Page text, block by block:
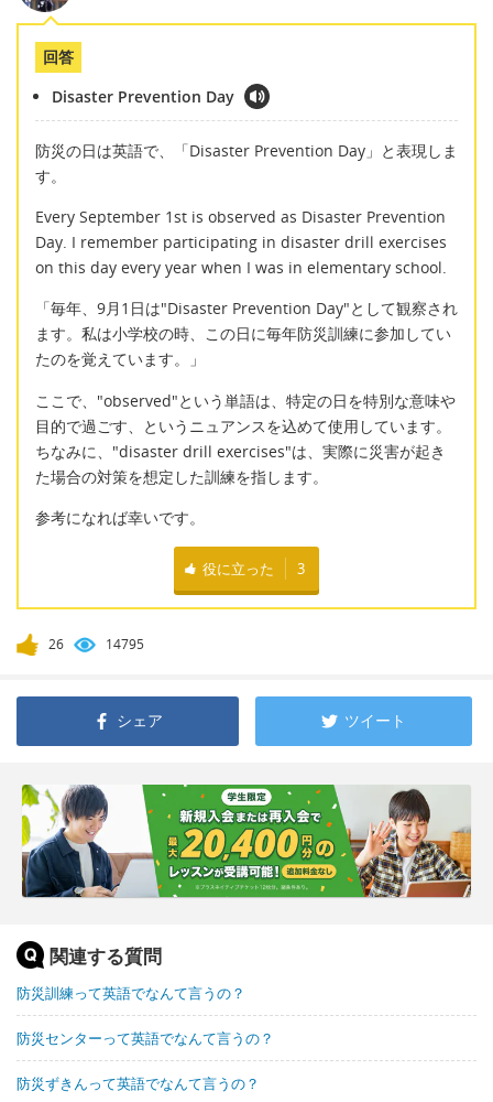
回答
Disaster Prevention Day
防災の日は英語で、「Disaster Prevention Day」と表現しま
す。
Every September 1st is observed as Disaster Prevention
Day. I remember participating in disaster drill exercises
on this day every year when I was in elementary school.
「毎年、9月1日は"Disaster Prevention Day"として観察され
ます。私は小学校の時、この日に毎年防災訓練に参加してい
たのを覚えています。」
ここで、"observed"という単語は、特定の日を特別な意味や
目的で過ごす、というニュアンスを込めて使用しています。
ちなみに、"disaster drill exercises"は、実際に災害が起き
た場合の対策を想定した訓練を指します。
参考になれば幸いです。
役に立った 3
26 14795
シェア ツイート
関連する質問
防災訓練って英語でなんて言うの？
防災センターって英語でなんて言うの？
防災ずきんって英語でなんて言うの？